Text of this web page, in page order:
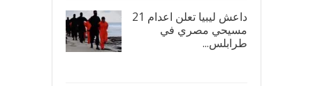
داعش ليبيا تعلن اعدام 21
مسيحي مصري في
طرابلس...